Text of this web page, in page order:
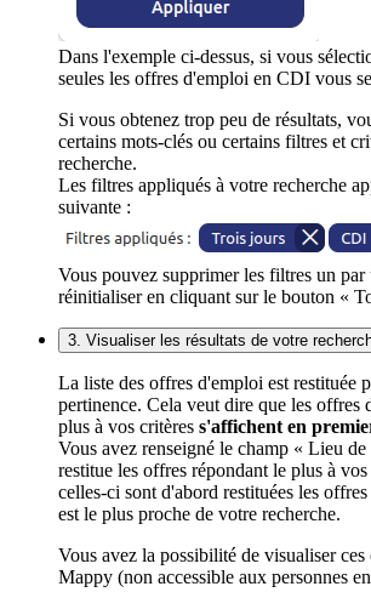
Dans l'exemple ci-dessus, si vous
seules les offres d'emploi en CDI vous
Si vous obtenez trop peu de résultats,
certains mots-clés ou certains filtres et
recherche.
Les filtres appliqués à votre recherche
suivante :
Vous pouvez supprimer les filtres un par
réinitialiser en cliquant sur le bouton «
3. Visualiser les résultats de votre
La liste des offres d'emploi est restituée
pertinence. Cela veut dire que les offres
plus à vos critères s'affichent en
Vous avez renseigné le champ « Lieu
restitue les offres répondant le plus à
celles-ci sont d'abord restituées les
est le plus proche de votre recherche.
Vous avez la possibilité de visualiser
Mappy (non accessible aux personnes